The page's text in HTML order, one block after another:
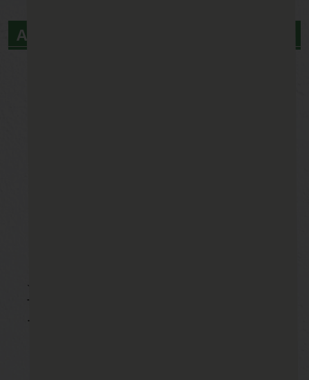
ＡＦＴＥＲ
☆浴室☆
TOTO マンションリモデルバスルームＷＹシリ
ーズ Ｋタイプ